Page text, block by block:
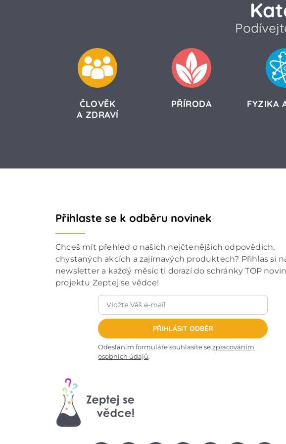
ČLOVĚK
A ZDRAVÍ
PŘÍRODA FYZIKA
Přihlaste se k odběru novinek
Chceš mít přehled o našich nejčtenějších odpovědích,
chystaných akcích a zajímavých produktech? Přihlas si
newsletter a každý měsíc ti dorazí do schránky TOP
projektu Zeptej se vědce!
PŘIHLÁSIT ODBĚR
Odesláním formuláře souhlasíte sezpracováním
osobních údajů.